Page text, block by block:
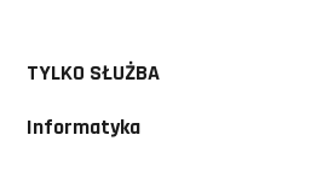
TYLKO SŁUŻBA
Informatyka